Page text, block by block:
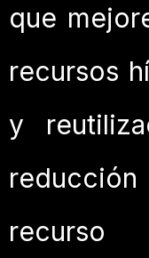
que
recursos
y